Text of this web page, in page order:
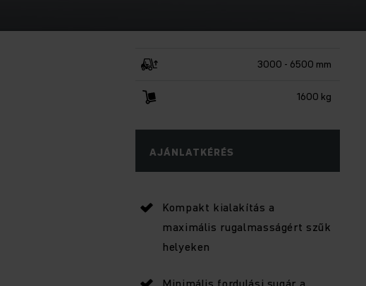
3000 - 6500 mm
1600 kg
AJÁNLATKÉRÉS
Kompakt kialakítás a
maximális rugalmasságért szűk
helyeken